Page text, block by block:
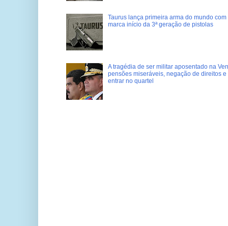
Taurus lança primeira arma do mundo
marca início da 3ª geração de pistolas
A tragédia de ser militar aposentado na
pensões miseráveis, negação de direitos
entrar no quartel